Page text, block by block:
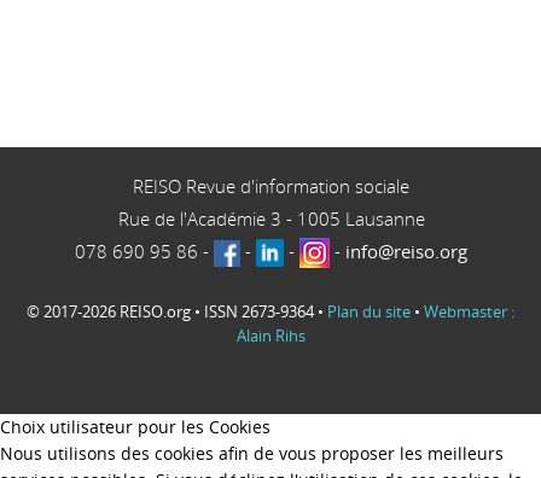
REISO Revue d'information sociale
Rue de l'Académie 3 - 1005 Lausanne
078 690 95 86 - - - - info@reiso.org
© 2017-2026 REISO.org • ISSN 2673-9364 • Plan du site • Webmaster :
Alain Rihs
Choix utilisateur pour les Cookies
Nous utilisons des cookies afin de vous proposer les meilleurs